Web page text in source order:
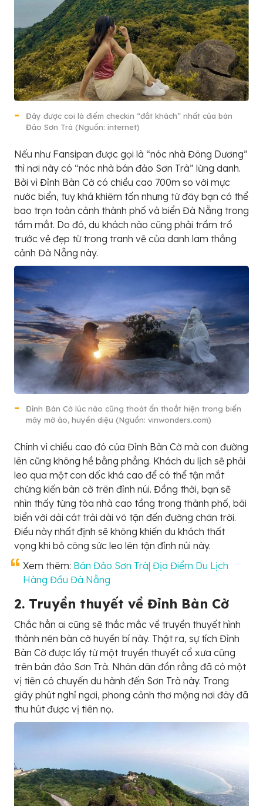
Đây được coi là điểm checkin “đắt khách” nhất của bán
Đảo Sơn Trà (Nguồn: internet)
Nếu như Fansipan được gọi là “nóc nhà Đông Dương”
thì nơi này có “nóc nhà bán đảo Sơn Trà” lừng danh.
Bởi vì Đỉnh Bàn Cờ có chiều cao 700m so với mực
nước biển, tuy khá khiêm tốn nhưng từ đây bạn có thể
bao trọn toàn cảnh thành phố và biển Đà Nẵng trong
tầm mắt. Do đó, du khách nào cũng phải trầm trồ
trước vẻ đẹp từ trong tranh vẽ của danh lam thắng
cảnh Đà Nẵng này.
Đỉnh Bàn Cờ lúc nào cũng thoát ẩn thoắt hiện trong biển
mây mờ ảo, huyền diệu (Nguồn: vinwonders.com)
Chính vì chiều cao đó của Đỉnh Bàn Cờ mà con đường
lên cũng không hề bằng phẳng. Khách du lịch sẽ phải
leo qua một con dốc khá cao để có thể tận mắt
chứng kiến bàn cờ trên đỉnh núi. Đồng thời, bạn sẽ
nhìn thấy từng tòa nhà cao tầng trong thành phố, bãi
biển với dải cát trải dài vô tận đến đường chân trời.
Điều này nhất định sẽ không khiến du khách thất
vọng khi bỏ công sức leo lên tận đỉnh núi này.
Xem thêm: Bán Đảo Sơn Trà| Địa Điểm Du Lịch
Hàng Đầu Đà Nẵng
2. Truyền thuyết về Đỉnh Bàn Cờ
Chắc hẳn ai cũng sẽ thắc mắc về truyền thuyết hình
thành nên bàn cờ huyền bí này. Thật ra, sự tích Đỉnh
Bàn Cờ được lấy từ một truyền thuyết cổ xưa cũng
trên bán đảo Sơn Trà. Nhân dân đồn rằng đã có một
vị tiên có chuyến du hành đến Sơn Trà này. Trong
giây phút nghỉ ngơi, phong cảnh thơ mộng nơi đây đã
thu hút được vị tiên nọ.